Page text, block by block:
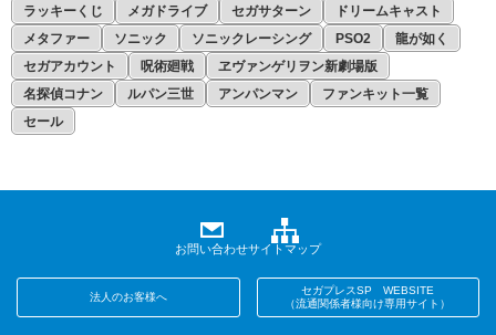
ラッキーくじ
メガドライブ セガサターン
ドリームキャスト
メタファー
ソニック ソニックレーシング PSO2
龍が如く
セガアカウント
呪術廻戦
ヱヴァンゲリヲン新劇場版
名探偵コナン
ルパン三世 アンパンマン
ファンキット一覧
セール
お問い合わせサイトマップ
法人のお客様へ
セガプレスSP WEBSITE
（流通関係者様向け専用サイト）